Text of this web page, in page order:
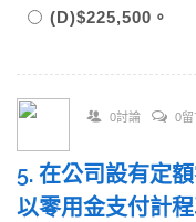
(D)$225,500。
0討論 0留
5. 在公司設有定
以零用金支付計